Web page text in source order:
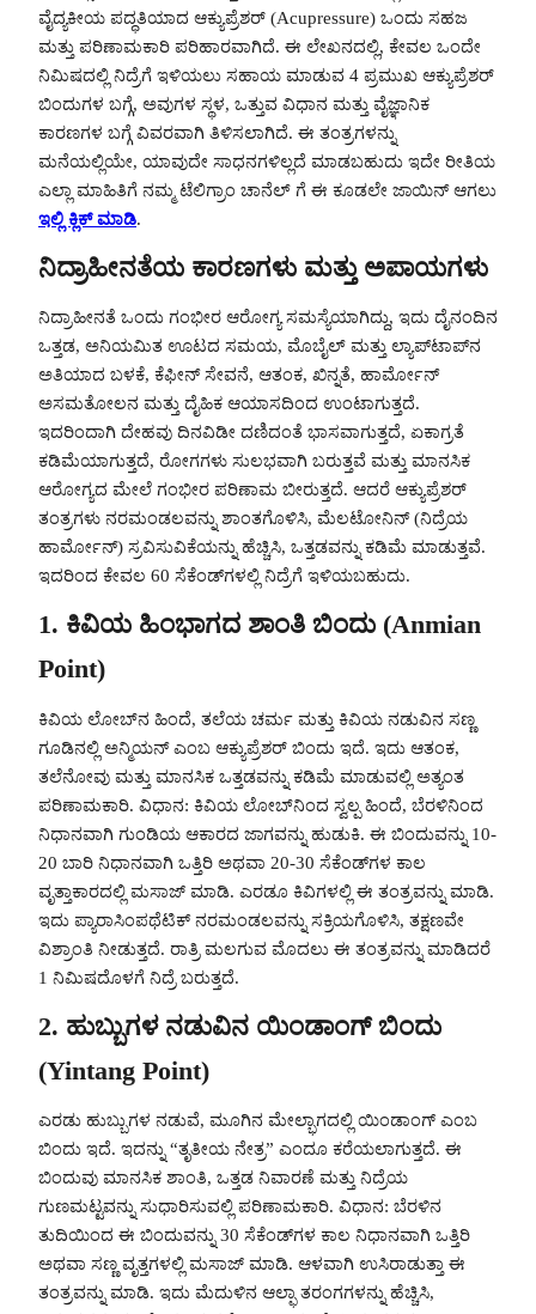
ವೈದ್ಯಕೀಯ ಪದ್ಧತಿಯಾದ ಆಕ್ಯುಪ್ರೆಶರ್ (Acupressure) ಒಂದು ಸಹಜ
ಮತ್ತು ಪರಿಣಾಮಕಾರಿ ಪರಿಹಾರವಾಗಿದೆ. ಈ ಲೇಖನದಲ್ಲಿ, ಕೇವಲ ಒಂದೇ
ನಿಮಿಷದಲ್ಲಿ ನಿದ್ರೆಗೆ ಇಳಿಯಲು ಸಹಾಯ ಮಾಡುವ 4 ಪ್ರಮುಖ ಆಕ್ಯುಪ್ರೆಶರ್
ಬಿಂದುಗಳ ಬಗ್ಗೆ, ಅವುಗಳ ಸ್ಥಳ, ಒತ್ತುವ ವಿಧಾನ ಮತ್ತು ವೈಜ್ಞಾನಿಕ
ಕಾರಣಗಳ ಬಗ್ಗೆ ವಿವರವಾಗಿ ತಿಳಿಸಲಾಗಿದೆ. ಈ ತಂತ್ರಗಳನ್ನು
ಮನೆಯಲ್ಲಿಯೇ, ಯಾವುದೇ ಸಾಧನಗಳಿಲ್ಲದೆ ಮಾಡಬಹುದು ಇದೇ ರೀತಿಯ
ಎಲ್ಲಾ ಮಾಹಿತಿಗೆ ನಮ್ಮ ಟೆಲಿಗ್ರಾಂ ಚಾನೆಲ್ ಗೆ ಈ ಕೂಡಲೇ ಜಾಯಿನ್ ಆಗಲು
ಇಲ್ಲಿ ಕ್ಲಿಕ್ ಮಾಡಿ.
ನಿದ್ರಾಹೀನತೆಯ ಕಾರಣಗಳು ಮತ್ತು ಅಪಾಯಗಳು
ನಿದ್ರಾಹೀನತೆ ಒಂದು ಗಂಭೀರ ಆರೋಗ್ಯ ಸಮಸ್ಯೆಯಾಗಿದ್ದು, ಇದು ದೈನಂದಿನ
ಒತ್ತಡ, ಅನಿಯಮಿತ ಊಟದ ಸಮಯ, ಮೊಬೈಲ್ ಮತ್ತು ಲ್ಯಾಪ್‌ಟಾಪ್‌ನ
ಅತಿಯಾದ ಬಳಕೆ, ಕೆಫೀನ್ ಸೇವನೆ, ಆತಂಕ, ಖಿನ್ನತೆ, ಹಾರ್ಮೋನ್
ಅಸಮತೋಲನ ಮತ್ತು ದೈಹಿಕ ಆಯಾಸದಿಂದ ಉಂಟಾಗುತ್ತದೆ.
ಇದರಿಂದಾಗಿ ದೇಹವು ದಿನವಿಡೀ ದಣಿದಂತೆ ಭಾಸವಾಗುತ್ತದೆ, ಏಕಾಗ್ರತೆ
ಕಡಿಮೆಯಾಗುತ್ತದೆ, ರೋಗಗಳು ಸುಲಭವಾಗಿ ಬರುತ್ತವೆ ಮತ್ತು ಮಾನಸಿಕ
ಆರೋಗ್ಯದ ಮೇಲೆ ಗಂಭೀರ ಪರಿಣಾಮ ಬೀರುತ್ತದೆ. ಆದರೆ ಆಕ್ಯುಪ್ರೆಶರ್
ತಂತ್ರಗಳು ನರಮಂಡಲವನ್ನು ಶಾಂತಗೊಳಿಸಿ, ಮೆಲಟೋನಿನ್ (ನಿದ್ರೆಯ
ಹಾರ್ಮೋನ್) ಸ್ರವಿಸುವಿಕೆಯನ್ನು ಹೆಚ್ಚಿಸಿ, ಒತ್ತಡವನ್ನು ಕಡಿಮೆ ಮಾಡುತ್ತವೆ.
ಇದರಿಂದ ಕೇವಲ 60 ಸೆಕೆಂಡ್‌ಗಳಲ್ಲಿ ನಿದ್ರೆಗೆ ಇಳಿಯಬಹುದು.
1. ಕಿವಿಯ ಹಿಂಭಾಗದ ಶಾಂತಿ ಬಿಂದು (Anmian
Point)
ಕಿವಿಯ ಲೋಬ್‌ನ ಹಿಂದೆ, ತಲೆಯ ಚರ್ಮ ಮತ್ತು ಕಿವಿಯ ನಡುವಿನ ಸಣ್ಣ
ಗೂಡಿನಲ್ಲಿ ಅನ್ಮಿಯನ್ ಎಂಬ ಆಕ್ಯುಪ್ರೆಶರ್ ಬಿಂದು ಇದೆ. ಇದು ಆತಂಕ,
ತಲೆನೋವು ಮತ್ತು ಮಾನಸಿಕ ಒತ್ತಡವನ್ನು ಕಡಿಮೆ ಮಾಡುವಲ್ಲಿ ಅತ್ಯಂತ
ಪರಿಣಾಮಕಾರಿ. ವಿಧಾನ: ಕಿವಿಯ ಲೋಬ್‌ನಿಂದ ಸ್ವಲ್ಪ ಹಿಂದೆ, ಬೆರಳಿನಿಂದ
ನಿಧಾನವಾಗಿ ಗುಂಡಿಯ ಆಕಾರದ ಜಾಗವನ್ನು ಹುಡುಕಿ. ಈ ಬಿಂದುವನ್ನು 10-
20 ಬಾರಿ ನಿಧಾನವಾಗಿ ಒತ್ತಿರಿ ಅಥವಾ 20-30 ಸೆಕೆಂಡ್‌ಗಳ ಕಾಲ
ವೃತ್ತಾಕಾರದಲ್ಲಿ ಮಸಾಜ್ ಮಾಡಿ. ಎರಡೂ ಕಿವಿಗಳಲ್ಲಿ ಈ ತಂತ್ರವನ್ನು ಮಾಡಿ.
ಇದು ಪ್ಯಾರಾಸಿಂಪಥೆಟಿಕ್ ನರಮಂಡಲವನ್ನು ಸಕ್ರಿಯಗೊಳಿಸಿ, ತಕ್ಷಣವೇ
ವಿಶ್ರಾಂತಿ ನೀಡುತ್ತದೆ. ರಾತ್ರಿ ಮಲಗುವ ಮೊದಲು ಈ ತಂತ್ರವನ್ನು ಮಾಡಿದರೆ
1 ನಿಮಿಷದೊಳಗೆ ನಿದ್ರೆ ಬರುತ್ತದೆ.
2. ಹುಬ್ಬುಗಳ ನಡುವಿನ ಯಿಂಡಾಂಗ್ ಬಿಂದು
(Yintang Point)
ಎರಡು ಹುಬ್ಬುಗಳ ನಡುವೆ, ಮೂಗಿನ ಮೇಲ್ಭಾಗದಲ್ಲಿ ಯಿಂಡಾಂಗ್ ಎಂಬ
ಬಿಂದು ಇದೆ. ಇದನ್ನು “ತೃತೀಯ ನೇತ್ರ” ಎಂದೂ ಕರೆಯಲಾಗುತ್ತದೆ. ಈ
ಬಿಂದುವು ಮಾನಸಿಕ ಶಾಂತಿ, ಒತ್ತಡ ನಿವಾರಣೆ ಮತ್ತು ನಿದ್ರೆಯ
ಗುಣಮಟ್ಟವನ್ನು ಸುಧಾರಿಸುವಲ್ಲಿ ಪರಿಣಾಮಕಾರಿ. ವಿಧಾನ: ಬೆರಳಿನ
ತುದಿಯಿಂದ ಈ ಬಿಂದುವನ್ನು 30 ಸೆಕೆಂಡ್‌ಗಳ ಕಾಲ ನಿಧಾನವಾಗಿ ಒತ್ತಿರಿ
ಅಥವಾ ಸಣ್ಣ ವೃತ್ತಗಳಲ್ಲಿ ಮಸಾಜ್ ಮಾಡಿ. ಆಳವಾಗಿ ಉಸಿರಾಡುತ್ತಾ ಈ
ತಂತ್ರವನ್ನು ಮಾಡಿ. ಇದು ಮೆದುಳಿನ ಆಲ್ಫಾ ತರಂಗಗಳನ್ನು ಹೆಚ್ಚಿಸಿ,